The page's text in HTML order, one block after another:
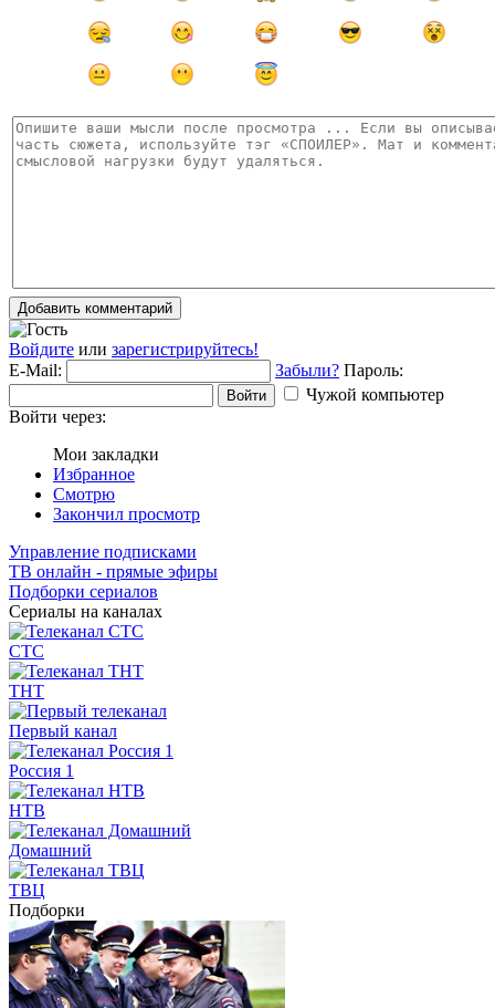
Добавить комментарий
Войдите или зарегистрируйтесь!
E-Mail:
Забыли? Пароль:
Войти
Чужой компьютер
Войти через:
Мои закладки
Избранное
Смотрю
Закончил просмотр
Управление подписками
ТВ онлайн - прямые эфиры
Подборки сериалов
Сериалы на каналах
СТС
ТНТ
Первый канал
Россия 1
НТВ
Домашний
ТВЦ
Подборки